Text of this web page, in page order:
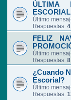
ÚLTIMA
ESCORIAL
Último
Respuestas: 4
FELIZ
Último
Respuestas: 8
¿Cuando
Escorial?
Último
Respuestas: